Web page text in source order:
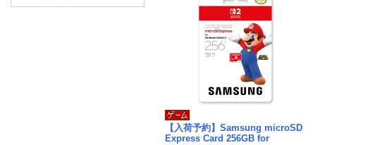
【入荷予約】Samsung microSD
Express Card 256GB for